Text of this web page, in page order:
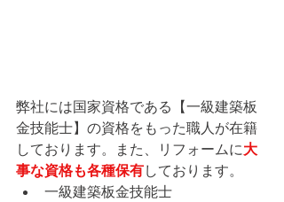
弊社には国家資格である【一級建築板
金技能士】の資格をもった職人が在籍
しております。また、リフォームに大
事な資格も各種保有しております。
一級建築板金技能士